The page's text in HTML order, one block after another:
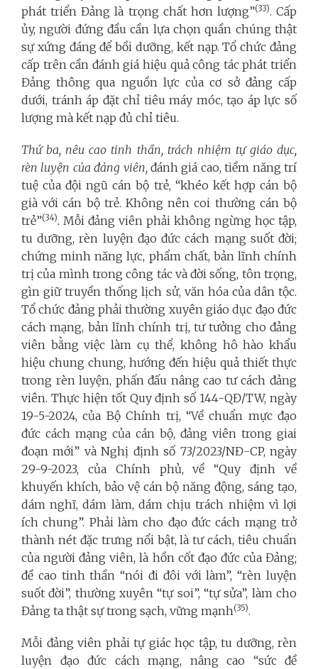
phát triển Đảng là trọng chất hơn lượng”(33). Cấp
ủy, người đứng đầu cần lựa chọn quần chúng thật
sự xứng đáng để bồi dưỡng, kết nạp. Tổ chức đảng
cấp trên cần đánh giá hiệu quả công tác phát triển
Đảng thông qua nguồn lực của cơ sở đảng cấp
dưới, tránh áp đặt chỉ tiêu máy móc, tạo áp lực số
lượng mà kết nạp đủ chỉ tiêu.
Thứ ba, nêu cao tinh thần, trách nhiệm tự giáo dục,
rèn luyện của đảng viên, đánh giá cao, tiềm năng trí
tuệ của đội ngũ cán bộ trẻ, “khéo kết hợp cán bộ
già với cán bộ trẻ. Không nên coi thường cán bộ
trẻ”(34). Mỗi đảng viên phải không ngừng học tập,
tu dưỡng, rèn luyện đạo đức cách mạng suốt đời;
chứng minh năng lực, phẩm chất, bản lĩnh chính
trị của mình trong công tác và đời sống, tôn trọng,
gìn giữ truyền thống lịch sử, văn hóa của dân tộc.
Tổ chức đảng phải thường xuyên giáo dục đạo đức
cách mạng, bản lĩnh chính trị, tư tưởng cho đảng
viên bằng việc làm cụ thể, không hô hào khẩu
hiệu chung chung, hướng đến hiệu quả thiết thực
trong rèn luyện, phấn đấu nâng cao tư cách đảng
viên. Thực hiện tốt Quy định số 144-QĐ/TW, ngày
19-5-2024, của Bộ Chính trị, “Về chuẩn mực đạo
đức cách mạng của cán bộ, đảng viên trong giai
đoạn mới” và Nghị định số 73/2023/NĐ-CP, ngày
29-9-2023, của Chính phủ, về “Quy định về
khuyến khích, bảo vệ cán bộ năng động, sáng tạo,
dám nghĩ, dám làm, dám chịu trách nhiệm vì lợi
ích chung”. Phải làm cho đạo đức cách mạng trở
thành nét đặc trưng nổi bật, là tư cách, tiêu chuẩn
của người đảng viên, là hồn cốt đạo đức của Đảng;
đề cao tinh thần “nói đi đôi với làm”, “rèn luyện
suốt đời”, thường xuyên “tự soi”, “tự sửa”, làm cho
Đảng ta thật sự trong sạch, vững mạnh(35).
Mỗi đảng viên phải tự giác học tập, tu dưỡng, rèn
luyện đạo đức cách mạng, nâng cao “sức đề